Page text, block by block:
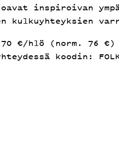
inspiroivan
kulkuyhteyksien
70 €/hlö (norm. 76 €)
koodin: